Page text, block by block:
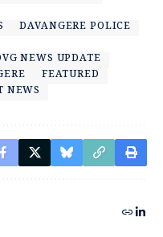
DAVANGERE POLICE
NEWS UPDATE
FEATURED
NEWS